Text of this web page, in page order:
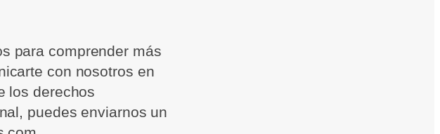
para comprender más
con nosotros en
los derechos
puedes enviarnos un